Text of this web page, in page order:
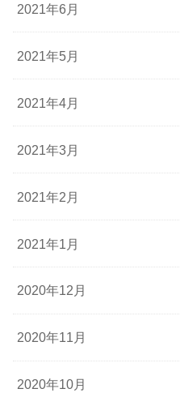
2021年6月
2021年5月
2021年4月
2021年3月
2021年2月
2021年1月
2020年12月
2020年11月
2020年10月